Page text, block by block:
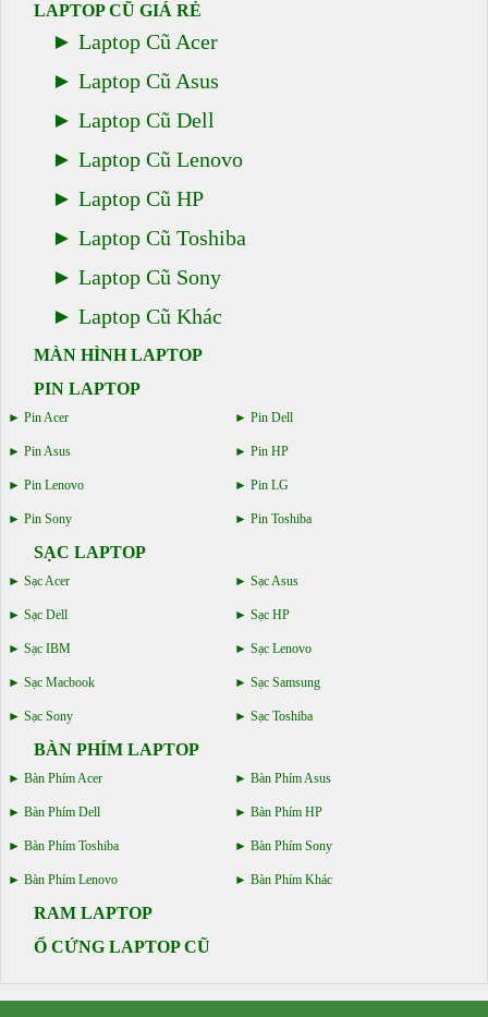
LAPTOP CŨ GIÁ RẺ
Laptop Cũ Acer
Laptop Cũ Asus
Laptop Cũ Dell
Laptop Cũ Lenovo
Laptop Cũ HP
Laptop Cũ Toshiba
Laptop Cũ Sony
Laptop Cũ Khác
MÀN HÌNH LAPTOP
PIN LAPTOP
Pin Acer Pin Dell
Pin Asus Pin HP
Pin Lenovo Pin LG
Pin Sony Pin Toshiba
SẠC LAPTOP
Sạc Acer Sạc Asus
Sạc Dell Sạc HP
Sạc IBM Sạc Lenovo
Sạc Macbook Sạc Samsung
Sạc Sony Sạc Toshiba
BÀN PHÍM LAPTOP
Bàn Phím Acer Bàn Phím Asus
Bàn Phím Dell Bàn Phím HP
Bàn Phím Toshiba Bàn Phím Sony
Bàn Phím Lenovo Bàn Phím Khác
RAM LAPTOP
Ổ CỨNG LAPTOP CŨ